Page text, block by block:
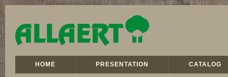
HOME PRESENTATION CATALOG